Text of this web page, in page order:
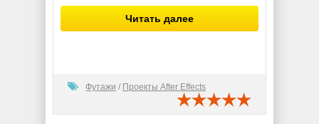
Читать далее
Футажи / Проекты After Effects